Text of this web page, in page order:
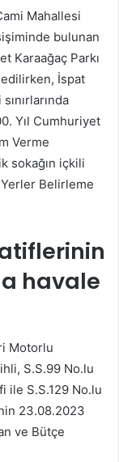
Mahallesi
bulunan
Karaağaç Parkı
İspat
Yıl Cumhuriyet
Verme
sokağın içkili
Belirleme
havale
Motorlu
S.S.99 No.lu
ile S.S.129 No.lu
23.08.2023
ve Bütçe